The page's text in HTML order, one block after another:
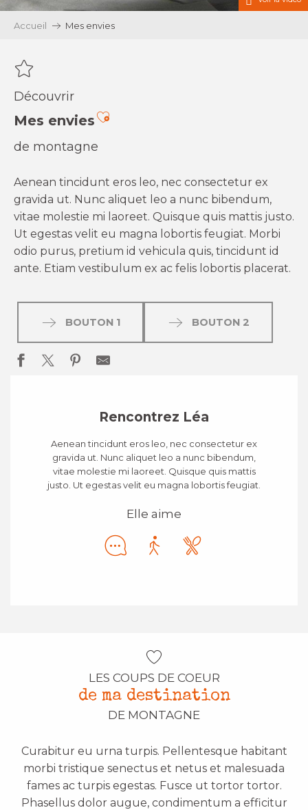
Accueil Mes envies
Découvrir
Mes enviesAjouter aux favoris
de montagne
Aenean tincidunt eros leo, nec consectetur ex
gravida ut. Nunc aliquet leo a nunc bibendum,
vitae molestie mi laoreet. Quisque quis mattis justo.
Ut egestas velit eu magna lobortis feugiat. Morbi
odio purus, pretium id vehicula quis, tincidunt id
ante. Etiam vestibulum ex ac felis lobortis placerat.
BOUTON 1 BOUTON 2
Rencontrez Léa
Aenean tincidunt eros leo, nec consectetur ex
gravida ut. Nunc aliquet leo a nunc bibendum,
vitae molestie mi laoreet. Quisque quis mattis
justo. Ut egestas velit eu magna lobortis feugiat.
Elle aime
LES COUPS DE COEUR
de ma destination
DE MONTAGNE
Curabitur eu urna turpis. Pellentesque habitant
morbi tristique senectus et netus et malesuada
fames ac turpis egestas. Fusce ut tortor tortor.
Phasellus dolor augue, condimentum a efficitur